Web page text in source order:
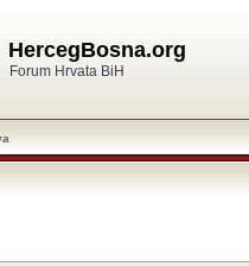
HercegBosna.org
Forum Hrvata BiH